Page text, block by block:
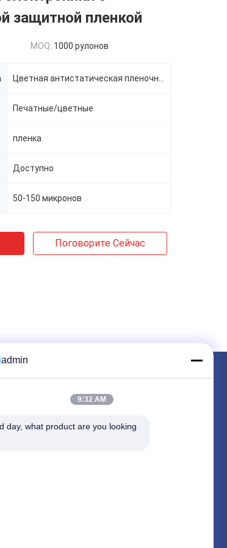
защитной пленкой
MOQ: 1000 рулонов
Печатные/цветные
пленка
Доступно
50-150 микронов
Поговорите Сейчас
нам
свое требование. Мы свяжем с вами лучшие
admin
9:32 AM
day, what product are you looking